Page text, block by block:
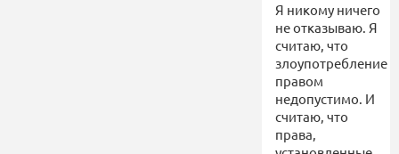
Я никому ничего
не отказываю. Я
считаю, что
злоупотребление
правом
недопустимо. И
считаю, что
права,